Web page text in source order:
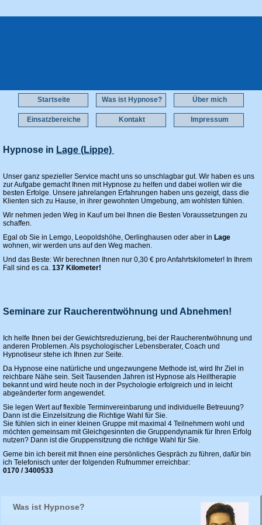
Startseite Was ist Hypnose? Über mich
Einsatzbereiche Kontakt Impressum
Hypnose in Lage (Lippe)
Unser ganz spezieller Service macht uns so unschlagbar gut. Wir haben es uns
zur Aufgabe gemacht Ihnen mit Hypnose zu helfen und dabei wollen wir die
besten Erfolge. Unsere jahrelangen Erfahrungen haben uns gezeigt, dass die
Klienten sich zu Hause, in ihrer gewohnten Umgebung, am wohlsten fühlen.
Wir nehmen jeden Weg in Kauf um bei Ihnen die Besten Voraussetzungen zu
schaffen.
Egal ob Sie in Lemgo, Leopoldshöhe, Oerlinghausen oder aber in Lage
wohnen, wir werden uns auf den Weg machen.
Und das Beste: Wir berechnen Ihnen nur 0,30 € pro Anfahrtskilometer! In Ihrem
Fall sind es ca. 137 Kilometer!
Seminare zur Raucherentwöhnung und Abnehmen!
Ich helfe Ihnen bei der Gewichtsreduzierung, bei der Raucherentwöhnung und
anderen Problemen. Als psychologischer Lebensberater, Coach und
Hypnotiseur stehe ich Ihnen zur Seite.
Da Hypnose eine natürliche und ungezwungene Methode ist, wird Ihr Ziel in
reichbare Nähe sein. Seit Tausenden Jahren ist Hypnose als Heiltherapie
bekannt und wird heute noch in der Psychologie erfolgreich und in leicht
abgeänderter form angewendet.
Sie legen Wert auf flexible Terminvereinbarung und individuelle Betreuung?
Dann ist die Einzelsitzung die Richtige Wahl für Sie.
Sie fühlen sich in einer kleinen Gruppe mit maximal 4 Teilnehmern wohl und
möchten gemeinsam mit Gleichgesinnten die Gruppendynamik für Ihren Erfolg
nutzen? Dann ist die Gruppensitzung die richtige Wahl für Sie.
Gerne bin ich bereit mit Ihnen eine persönliches Gespräch zu führen, dafür bin
ich Telefonisch unter der folgenden Rufnummer erreichbar:
0170 / 3400533
Was ist Hypnose?